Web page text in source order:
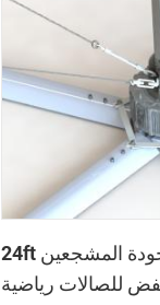
24ft عالية الجودة المشجعين Hvls
للصالات رياضية